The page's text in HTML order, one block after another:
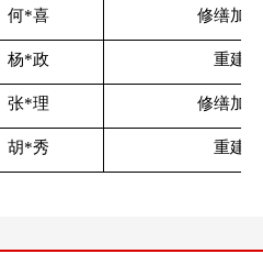
何*喜 修缮加固
杨*政 重建
张*理 修缮加固
胡*秀 重建